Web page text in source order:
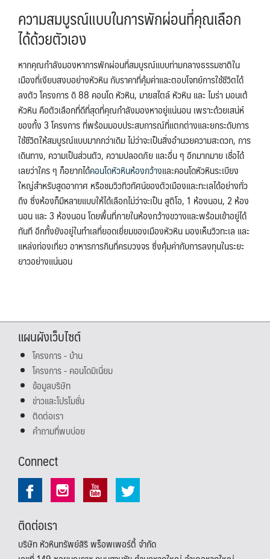
ความสมบูรณ์แบบในการพักผ่อนที่คุณเลือก
ได้ด้วยตัวเอง
หากคุณกำลังมองหาการพักผ่อนที่สมบูรณ์แบบท่ามกลางธรรมชาติใน
เมืองที่เงียบสงบอย่างหัวหิน กับราคาที่คุ้มค่าและตอบโจทย์การใช้ชีวิตได้
ลงตัว โครงการ ดิ 88 คอนโด หัวหิน, มายสไตล์ หัวหิน และ ไมร่า มอนเต้
หัวหิน คือตัวเลือกที่ดีที่สุดที่คุณกำลังมองหาอยู่แน่นอน เพราะด้วยเสน่ห์
ของทั้ง 3 โครงการ ที่พร้อมมอบประสบการณ์ที่แตกต่างและยกระดับการ
ใช้ชีวิตให้สมบูรณ์แบบมากกว่าเดิม ไม่ว่าจะเป็นสิ่งอำนวยความสะดวก, การ
เดินทาง, ความเป็นส่วนตัว, ความปลอดภัย และอื่น ๆ อีกมากมาย เชื่อได้
เลยว่าใคร ๆ ก็อยากได้คอนโดหัวหินห้องกว้างและคอนโดหัวหินระเบียง
ใหญ่สำหรับสูดอากาศ หรือชมวิวทิวทัศน์ของตัวเมืองและทะเลได้อย่างทั่ว
ถึง ซึ่งห้องก็มีหลายแบบให้ได้เลือกไม่ว่าจะเป็น สูติโอ, 1 ห้องนอน, 2 ห้อง
นอน และ 3 ห้องนอน โดยพื้นที่ภายในห้องกว้างขวางและพร้อมเข้าอยู่ได้
ทันที อีกทั้งยังอยู่ในทำเลที่ยอดเยี่ยมของเมืองหัวหิน มองเห็นวิวทะเล และ
แหล่งท่องเที่ยว อาหารการกินที่ครบวงจร ซึ่งคุ้มค่ากับการลงทุนในระยะ
ยาวอย่างแน่นอน
แผนผังเว็บไซต์
โครงการ - บ้าน
โครงการ - คอนโดมิเนี่ยม
ข้อมูลบริษัท
ข่าวและโปรโมชั่น
ติดต่อเรา
คำถามที่พบบ่อย
Connect
ติดต่อเรา
บริษัท หัวหินทรัพย์สิริ พร็อพเพอร์ตี้ จำกัด